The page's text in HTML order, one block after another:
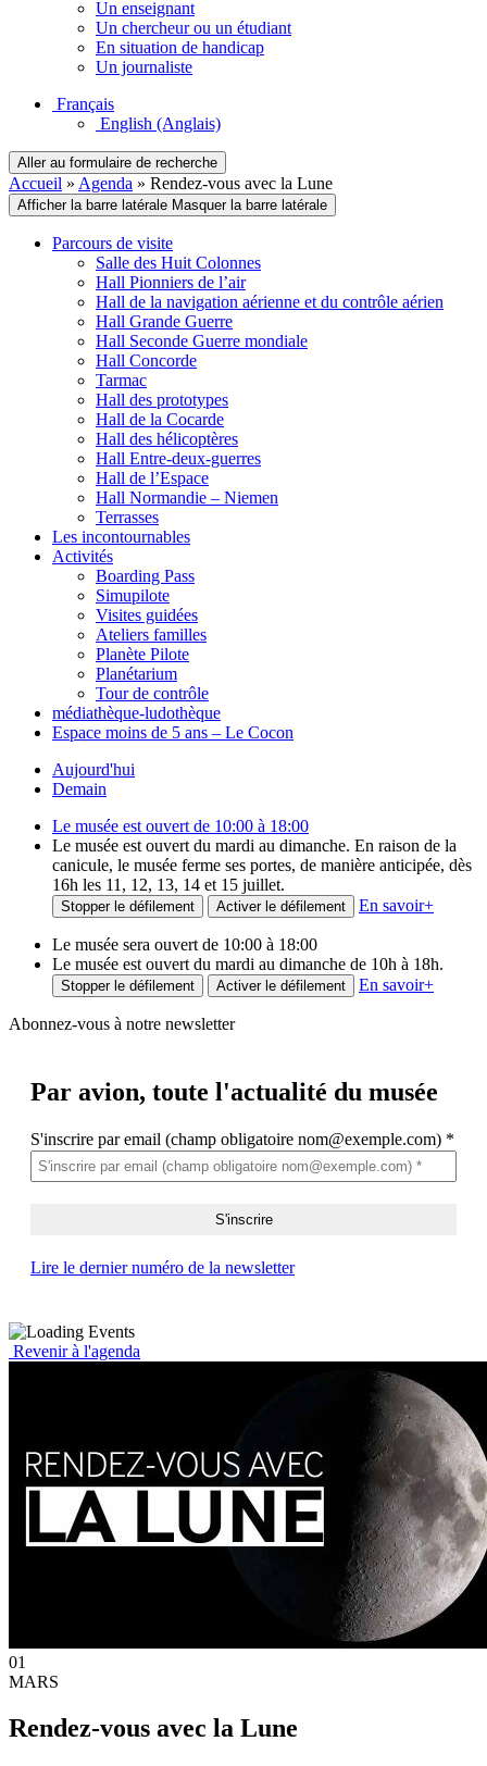
Un enseignant
Un chercheur ou un étudiant
En situation de handicap
Un journaliste
Français
English (Anglais)
Aller au formulaire de recherche
Accueil » Agenda » Rendez-vous avec la Lune
Afficher la barre latérale Masquer la barre latérale
Parcours de visite
Salle des Huit Colonnes
Hall Pionniers de l’air
Hall de la navigation aérienne et du contrôle aérien
Hall Grande Guerre
Hall Seconde Guerre mondiale
Hall Concorde
Tarmac
Hall des prototypes
Hall de la Cocarde
Hall des hélicoptères
Hall Entre-deux-guerres
Hall de l’Espace
Hall Normandie – Niemen
Terrasses
Les incontournables
Activités
Boarding Pass
Simupilote
Visites guidées
Ateliers familles
Planète Pilote
Planétarium
Tour de contrôle
médiathèque-ludothèque
Espace moins de 5 ans – Le Cocon
Aujourd'hui
Demain
Le musée est ouvert de 10:00 à 18:00
Le musée est ouvert du mardi au dimanche. En raison de la
canicule, le musée ferme ses portes, de manière anticipée, dès
16h les 11, 12, 13, 14 et 15 juillet.
Stopper le défilement Activer le défilement En savoir+
Le musée sera ouvert de 10:00 à 18:00
Le musée est ouvert du mardi au dimanche de 10h à 18h.
Stopper le défilement Activer le défilement En savoir+
Abonnez-vous à notre newsletter
Par avion, toute l'actualité du musée
S'inscrire par email (champ obligatoire nom@exemple.com) *
Lire le dernier numéro de la newsletter
Revenir à l'agenda
01
MARS
Rendez-vous avec la Lune